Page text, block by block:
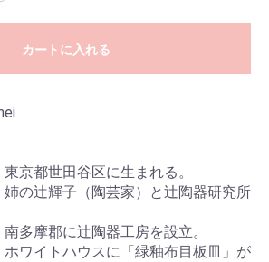
カートに入れる
京都世田谷区に生まれる。
の辻輝子（陶芸家）と辻陶器研究所
多摩郡に辻陶器工房を設立。
ワイトハウスに「緑釉布目板皿」が